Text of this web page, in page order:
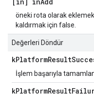
öneki rota olarak
kaldırmak için false.
Değerleri Döndür
kPlatformResult
İşlem başarıyla
kPlatformResult